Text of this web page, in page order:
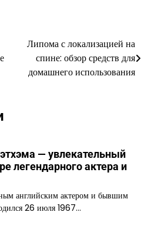
Липома с локализацией на
спине: обзор средств для
домашнего использования
— увлекательный
легендарного актера и
английским актером и бывшим
26 июля 1967…